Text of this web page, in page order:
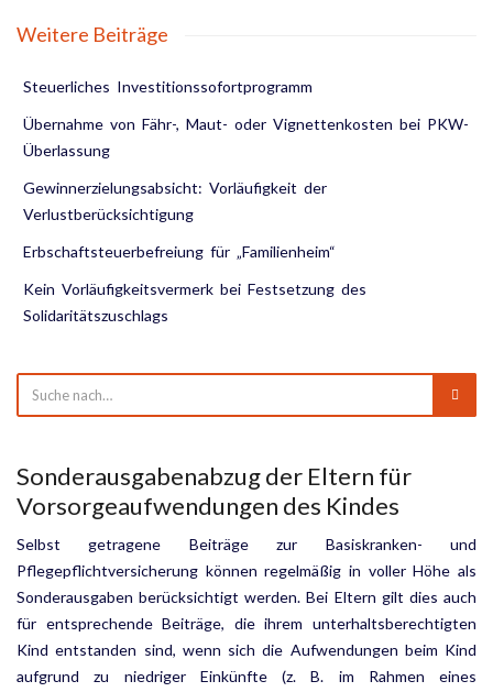
Weitere Beiträge
Steuerliches Investitionssofortprogramm
Übernahme von Fähr-, Maut- oder Vignettenkosten bei PKW-
Überlassung
Gewinnerzielungsabsicht: Vorläufigkeit der
Verlustberücksichtigung
Erbschaftsteuerbefreiung für „Familienheim“
Kein Vorläufigkeitsvermerk bei Festsetzung des
Solidaritätszuschlags
Sonderausgabenabzug der Eltern für
Vorsorgeaufwendungen des Kindes
Selbst getragene Beiträge zur Basiskranken- und
Pflegepflichtversicherung können regelmäßig in voller Höhe als
Sonderausgaben berücksichtigt werden. Bei Eltern gilt dies auch
für entsprechende Beiträge, die ihrem unterhaltsberechtigten
Kind entstanden sind, wenn sich die Aufwendungen beim Kind
aufgrund zu niedriger Einkünfte (z. B. im Rahmen eines